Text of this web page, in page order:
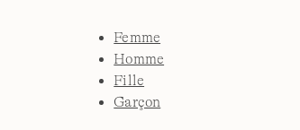
Femme
Homme
Fille
Garçon